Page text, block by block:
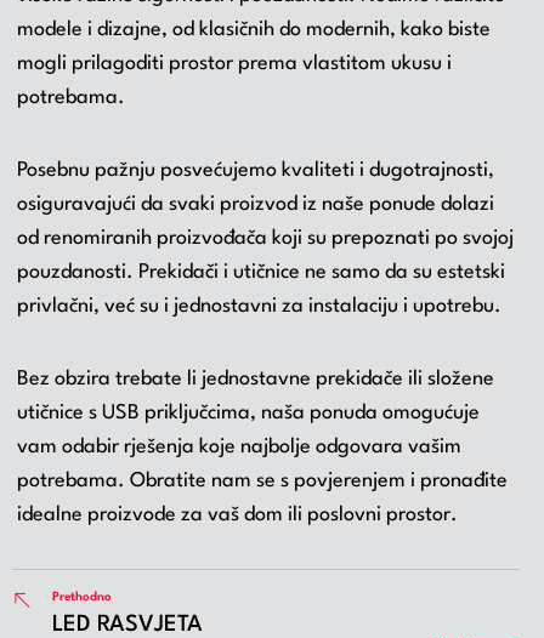
modele i dizajne, od klasičnih do modernih, kako biste
mogli prilagoditi prostor prema vlastitom ukusu i
potrebama.
Posebnu pažnju posvećujemo kvaliteti i dugotrajnosti,
osiguravajući da svaki proizvod iz naše ponude dolazi
od renomiranih proizvođača koji su prepoznati po svojoj
pouzdanosti. Prekidači i utičnice ne samo da su estetski
privlačni, već su i jednostavni za instalaciju i upotrebu.
Bez obzira trebate li jednostavne prekidače ili složene
utičnice s USB priključcima, naša ponuda omogućuje
vam odabir rješenja koje najbolje odgovara vašim
potrebama. Obratite nam se s povjerenjem i pronađite
idealne proizvode za vaš dom ili poslovni prostor.
Prethodno
LED RASVJETA